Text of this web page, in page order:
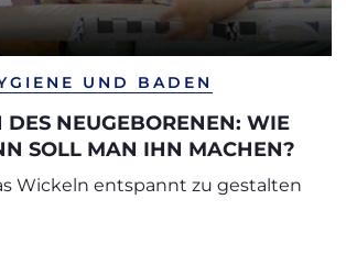
UND BADEN
NEUGEBORENEN: WIE
SOLL MAN IHN MACHEN?
Wickeln entspannt zu gestalten